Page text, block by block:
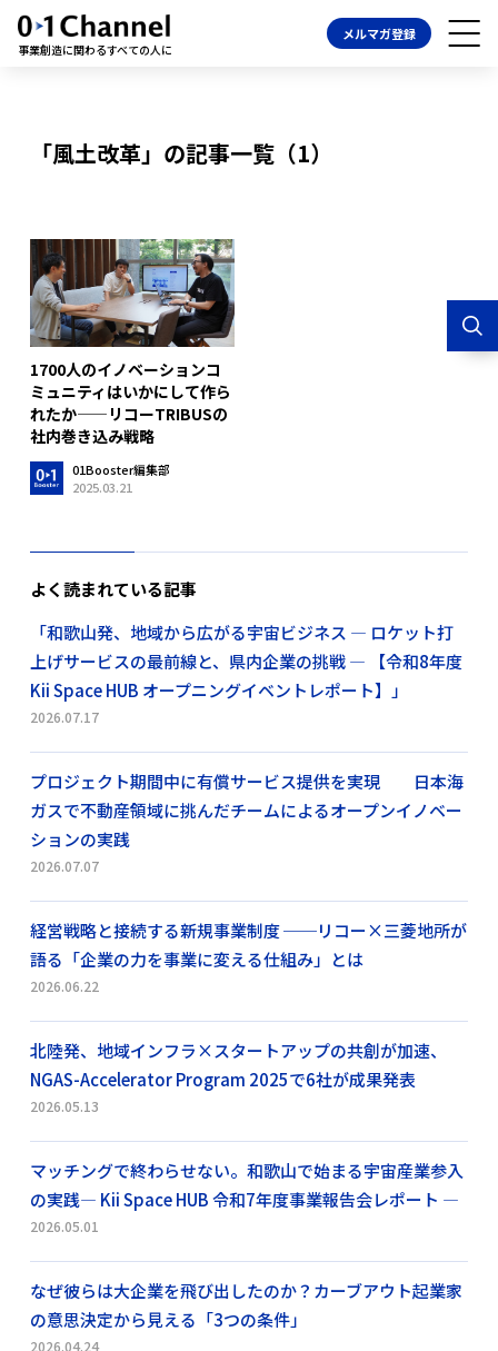
事業創造に関わるすべての人に
メルマガ登録
「風土改革」の記事一覧（1）
1700人のイノベーションコ
ミュニティはいかにして作ら
れたか——リコーTRIBUSの
社内巻き込み戦略
01Booster編集部
2025.03.21
よく読まれている記事
「和歌山発、地域から広がる宇宙ビジネス ― ロケット打
上げサービスの最前線と、県内企業の挑戦 ― 【令和8年度
Kii Space HUB オープニングイベントレポート】」
2026.07.17
プロジェクト期間中に有償サービス提供を実現 日本海
ガスで不動産領域に挑んだチームによるオープンイノベー
ションの実践
2026.07.07
経営戦略と接続する新規事業制度 ──リコー×三菱地所が
語る「企業の力を事業に変える仕組み」とは
2026.06.22
北陸発、地域インフラ×スタートアップの共創が加速、
NGAS-Accelerator Program 2025で6社が成果発表
2026.05.13
マッチングで終わらせない。和歌山で始まる宇宙産業参入
の実践― Kii Space HUB 令和7年度事業報告会レポート ―
2026.05.01
なぜ彼らは大企業を飛び出したのか？カーブアウト起業家
の意思決定から見える「3つの条件」
2026.04.24